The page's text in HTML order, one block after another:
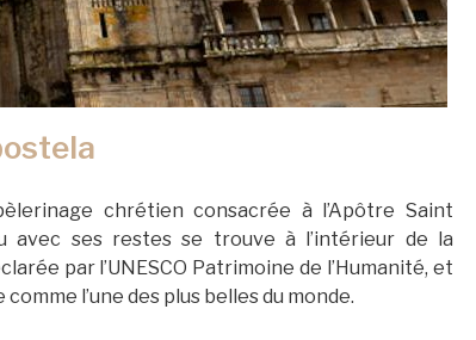
chrétien consacrée à l’Apôtre Saint
avec ses restes se trouve à l’intérieur de la
par l’UNESCO Patrimoine de l’Humanité, et
l’une des plus belles du monde.